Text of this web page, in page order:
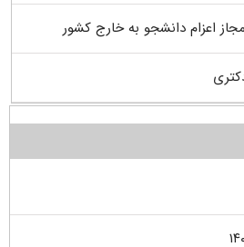
اعزام دانشجو به خارج کشور